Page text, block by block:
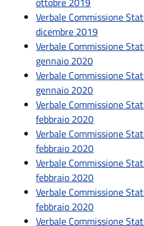
Verbale Commissione
dicembre 2019
Verbale Commissione
gennaio 2020
Verbale Commissione
gennaio 2020
Verbale Commissione
febbraio 2020
Verbale Commissione
febbraio 2020
Verbale Commissione
febbraio 2020
Verbale Commissione
febbraio 2020
Verbale Commissione